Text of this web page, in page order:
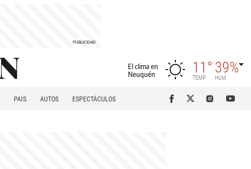
El clima en
Neuquén
11°
TEMP
39%
HUM
PAÍS AUTOS
ESPECTÁCULOS